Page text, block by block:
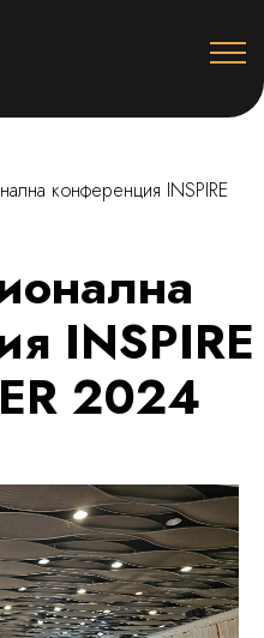
конференция INSPIRE
INSPIRE
2024